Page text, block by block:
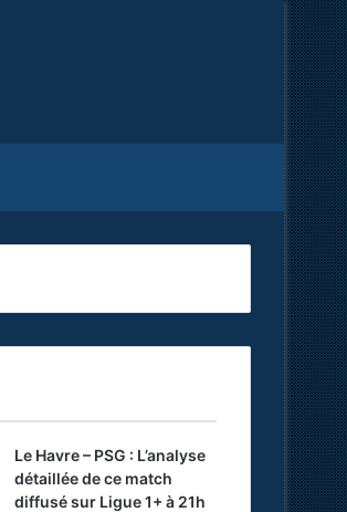
Le Havre – PSG : L’analyse
détaillée de ce match
diffusé sur Ligue 1+ à 21h